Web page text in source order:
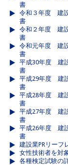
書
令和３年度 建
書
令和２年度 建
書
令和元年度 建
書
平成30年度 建
書
平成29年度 建
書
平成28年度 建
書
平成27年度 建
書
平成26年度 建
書
建設業PRリーフ
女性技術者を対
各種検定試験の